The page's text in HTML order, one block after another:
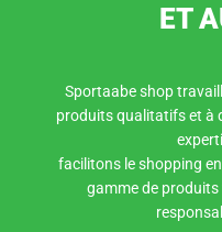
ET
Sportaabe shop
produits qualitatifs et à
facilitons le shopping
gamme de